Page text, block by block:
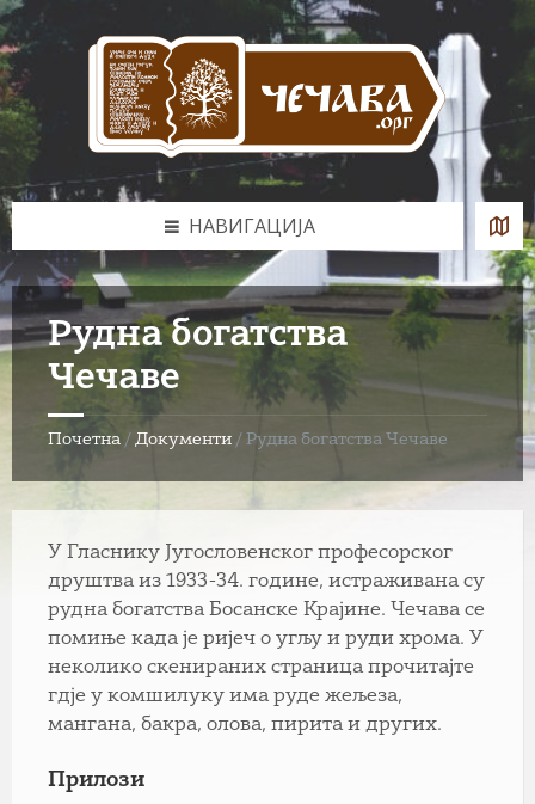
Skip
to
content
Skip
to
left
sidebar
Skip
to
footer
НАВИГАЦИЈА
Рудна богатства
Чечаве
Почетна / Документи / Рудна богатства Чечаве
У Гласнику Југословенског професорског
друштва из 1933-34. године, истраживана су
рудна богатства Босанске Крајине. Чечава се
помиње када је ријеч о угљу и руди хрома. У
неколико скенираних страница прочитајте
гдје у комшилуку има руде жељеза,
мангана, бакра, олова, пирита и другиx.
Прилози